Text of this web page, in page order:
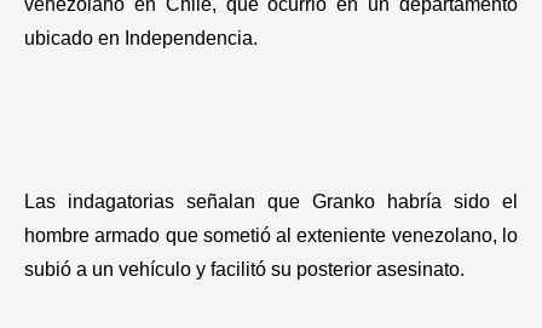
venezolano en Chile, que ocurrió en un departamento
ubicado en Independencia.
Las indagatorias señalan que Granko habría sido el
hombre armado que sometió al exteniente venezolano, lo
subió a un vehículo y facilitó su posterior asesinato.